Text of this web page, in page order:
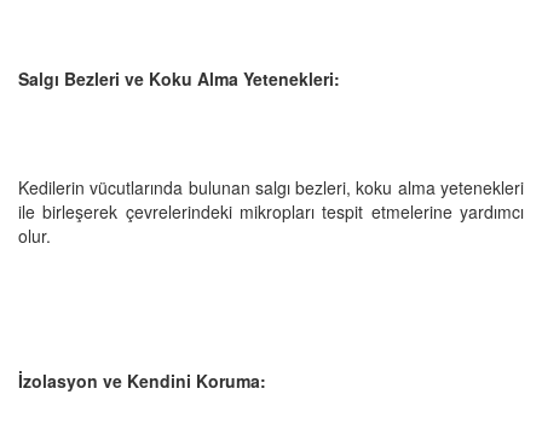
Salgı Bezleri ve Koku Alma Yetenekleri:
Kedilerin vücutlarında bulunan salgı bezleri, koku alma yetenekleri
ile birleşerek çevrelerindeki mikropları tespit etmelerine yardımcı
olur.
İzolasyon ve Kendini Koruma: